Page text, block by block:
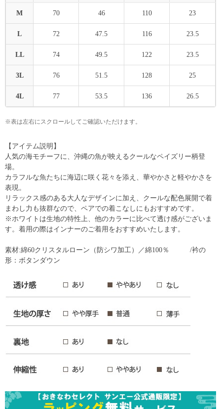
M 70 46 110 23
L 72 47.5 116 23.5
LL 74 49.5 122 23.5
3L 76 51.5 128 25
4L 77 53.5 136 26.5
※表は左右にスクロールしてご確認いただけます。
【アイテム説明】
人気の海モチーフに、沖縄の魚が映えるクールなペイズリー柄登
場。
カラフルな魚たちに海辺に咲く花々を添え、華やかさと軽やかさを
表現。
リラックス感のある大人なデザインに加え、クールな配色展開で着
まわし力も抜群なので、ペアでの着こなしにもおすすめです。
※ホワイトは生地の特性上、他のカラーに比べて透け感がございま
す。着用の際はインナーのご着用をおすすめいたします。
素材:綿60クリスタルローン（防シワ加工）／綿100％ /衿の
形：ボタンダウン